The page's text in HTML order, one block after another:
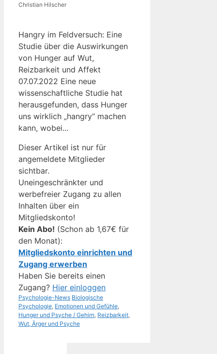
Christian Hilscher
Hangry im Feldversuch: Eine
Studie über die Auswirkungen
von Hunger auf Wut,
Reizbarkeit und Affekt
07.07.2022 Eine neue
wissenschaftliche Studie hat
herausgefunden, dass Hunger
uns wirklich „hangry“ machen
kann, wobei...
Dieser Artikel ist nur für
angemeldete Mitglieder
sichtbar.
Uneingeschränkter und
werbefreier Zugang zu allen
Inhalten über ein
Mitgliedskonto!
Kein Abo! (Schon ab 1,67€ für
den Monat):
Mitgliedskonto einrichten und
Zugang erwerben
Haben Sie bereits einen
Zugang? Hier einloggen
Kategorien
Psychologie-News Schlagwörter
Biologische
Psychologie Emotionen und Gefühle
Hunger und Psyche / Gehirn Reizbarkeit
Wut, Ärger und Psyche